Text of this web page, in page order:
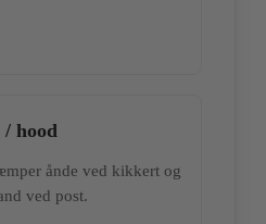
/ hood
ånde ved kikkert og
ved post.